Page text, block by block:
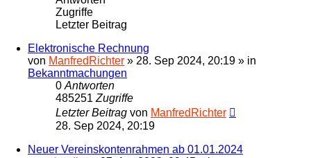
Zugriffe
Letzter Beitrag
Elektronische Rechnung
von ManfredRichter » 28. Sep 2024, 20:19 » in
Bekanntmachungen
0 Antworten
485251 Zugriffe
Letzter Beitrag von ManfredRichter
28. Sep 2024, 20:19
Neuer Vereinskontenrahmen ab 01.01.2024